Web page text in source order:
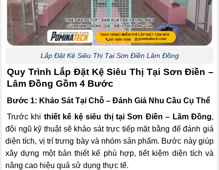
Lắp Đặt Kệ Siêu Thị Tại Sơn Điền Lâm Đồng
Quy Trình Lắp Đặt Kệ Siêu Thị Tại Sơn Điền –
Lâm Đồng Gồm 4 Bước
Bước 1: Khảo Sát Tại Chỗ – Đánh Giá Nhu Cầu Cụ Thể
Trước khi thiết kế kệ siêu thị tại Sơn Điền – Lâm Đồng,
đội ngũ kỹ thuật sẽ khảo sát trực tiếp mặt bằng để đánh giá
diện tích, vị trí trưng bày và nhóm sản phẩm. Bước này giúp
xây dựng một bản thiết kế phù hợp, tiết kiệm diện tích và
nâng cao hiệu quả sử dụng thực tế.